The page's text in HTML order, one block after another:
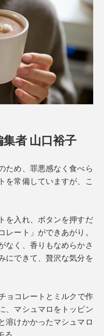
集者 山口裕子
ため、罪悪感なく食べら
を常備していますが、こ
を入れ、ボタンを押すだ
ート」ができあがり。
なく、香りもなめらかさ
にできて、贅沢な気分を
ョコレートとミルクで作
、マシュマロをトッピン
溶けかかったマシュマロ